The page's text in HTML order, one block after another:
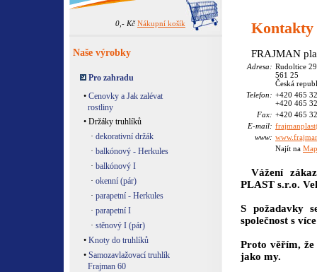
0,- Kč Nákupní košík
Naše výrobky
Pro zahradu
• Cenovky a Jak zalévat
rostliny
• Držáky truhlíků
· dekorativní držák
· balkónový - Herkules
· balkónový I
· okenní (pár)
· parapetní - Herkules
· parapetní I
· stěnový I (pár)
• Knoty do truhlíků
• Samozavlažovací truhlík
Frajman 60
Kontakty
FRAJMAN
Adresa: Rudoltice
561 25
Česká
Telefon: +420 465
+420 465
Fax: +420 465
E-mail:
www:
Najít na
Vážení
PLAST s.r.o.
S požadavky
společnost s
Proto věřím, že
jako my.